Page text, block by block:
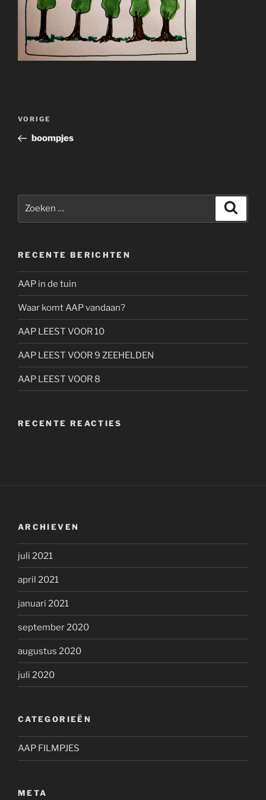
Bericht
Vorig
bericht
VORIGE
boompjes
RECENTE BERICHTEN
AAP in de tuin
Waar komt AAP vandaan?
AAP LEEST VOOR 10
AAP LEEST VOOR 9 ZEEHELDEN
AAP LEEST VOOR 8
RECENTE REACTIES
ARCHIEVEN
juli 2021
april 2021
januari 2021
september 2020
augustus 2020
juli 2020
CATEGORIEËN
AAP FILMPJES
META